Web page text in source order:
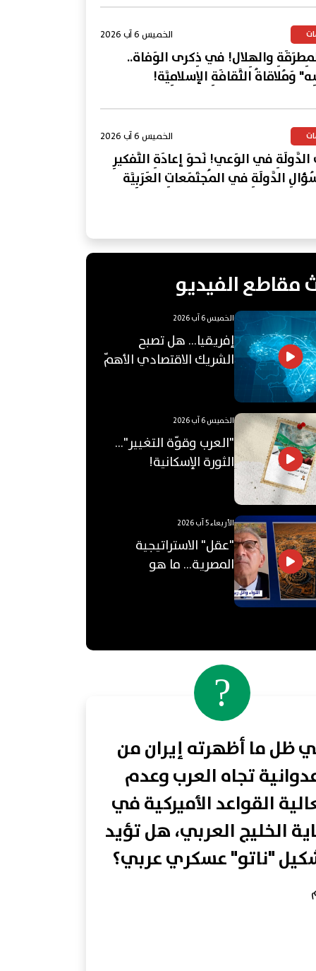
الخميس 6 آب 2026
والهِلال! في ذِكرى الوَفاة..
وَمُلاقاةُ الثَّقافَةِ الإسلامِيَّة!
الخميس 6 آب 2026
الدَّولَةِ في الوَعي! نَحوَ إعادَةِ التَّفكيرِ
الدَّولَةِ في المُجتَمَعاتِ العَرَبِيَّة
مقاطع الفيديو
الخميس 6 آب 2026
إفريقيا... هل تصبح
الشريك الاقتصادي الأهمّ
الخميس 6 آب 2026
"العرب وقوّة التغيير"...
الثورة الإسكانية!
الأربعاء 5 آب 2026
"عقل" الاستراتيجية
المصرية... ما هو
"الأوكتاغون"؟
?
ظل ما أظهرته إيران من
تجاه العرب وعدم
القواعد الأميركية في
الخليج العربي، هل تؤيد
"ناتو" عسكري عربي؟